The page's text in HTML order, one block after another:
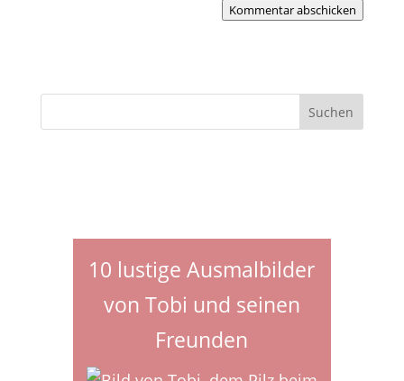
Kommentar abschicken
10 lustige Ausmalbilder
von Tobi und seinen
Freunden